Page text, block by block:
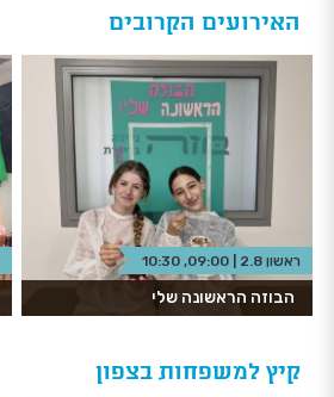
האירועים הקרובים
ראשון 2.8 | 09:00, 10:30
הבוזה הראשונה שלי
קיץ למשפחות בצפון